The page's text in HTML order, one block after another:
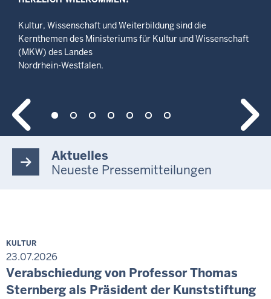
Kultur, Wissenschaft und Weiterbildung sind die
Kernthemen des Ministeriums für Kultur und Wissenschaft
(MKW) des Landes
Nordrhein-Westfalen.
Aktuelles
Neueste Pressemitteilungen
KULTUR
23.07.2026
Verabschiedung von Professor Thomas
Sternberg als Präsident der Kunststiftung